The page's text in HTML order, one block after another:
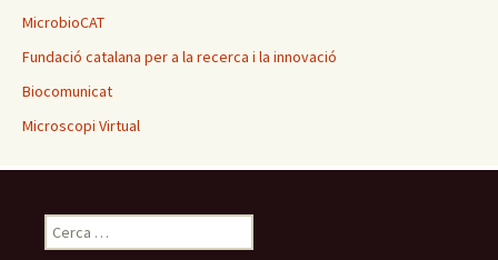
MicrobioCAT
Fundació catalana per a la recerca i la innovació
Biocomunicat
Microscopi Virtual
e